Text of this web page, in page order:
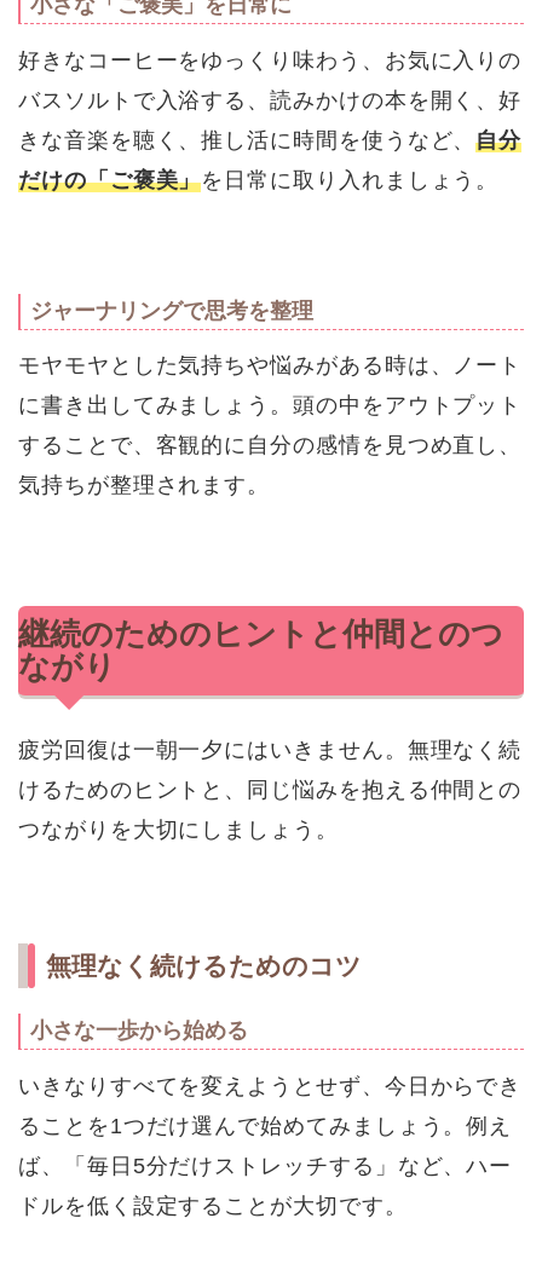
好きなコーヒーをゆっくり味わう、お気に入りの
バスソルトで入浴する、読みかけの本を開く、好
きな音楽を聴く、推し活に時間を使うなど、自分
だけの「ご褒美」を日常に取り入れましょう。
ジャーナリングで思考を整理
モヤモヤとした気持ちや悩みがある時は、ノート
に書き出してみましょう。頭の中をアウトプット
することで、客観的に自分の感情を見つめ直し、
気持ちが整理されます。
継続のためのヒントと仲間とのつ
ながり
疲労回復は一朝一夕にはいきません。無理なく続
けるためのヒントと、同じ悩みを抱える仲間との
つながりを大切にしましょう。
無理なく続けるためのコツ
小さな一歩から始める
いきなりすべてを変えようとせず、今日からでき
ることを1つだけ選んで始めてみましょう。例え
ば、「毎日5分だけストレッチする」など、ハー
ドルを低く設定することが大切です。